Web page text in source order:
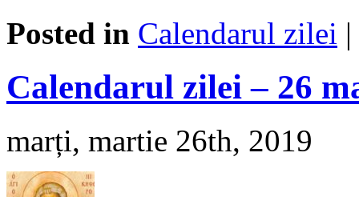
Posted in Calendarul zilei |
Calendarul zilei – 26
marți, martie 26th, 2019